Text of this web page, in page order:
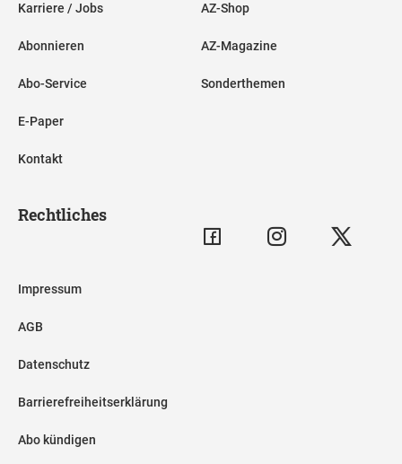
Karriere / Jobs
Abonnieren
Abo-Service
E-Paper
Kontakt
AZ-Shop
AZ-Magazine
Sonderthemen
Rechtliches
Impressum
AGB
Datenschutz
Barrierefreiheitserklärung
Abo kündigen